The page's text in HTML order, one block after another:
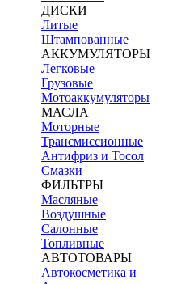
ДИСКИ
Литые
Штампованные
АККУМУЛЯТОРЫ
Легковые
Грузовые
Мотоаккумуляторы
МАСЛА
Моторные
Трансмиссионные
Антифриз и Тосол
Смазки
ФИЛЬТРЫ
Масляные
Воздушные
Салонные
Топливные
АВТОТОВАРЫ
Автокосметика и